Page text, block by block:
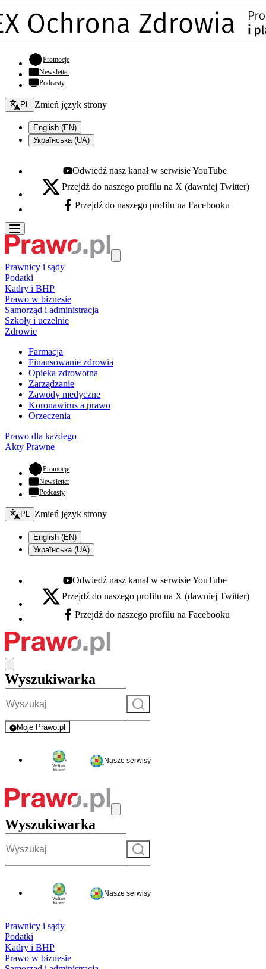
Promocje- otwiera się w nowej karcie
Newsletter
Podcasty
Zmień język - bieżący:
PL Zmień język strony
English (EN)
Українська (UA)
Youtube - otwiera się w nowej karcie
Odwiedź nasz kanał w serwisie YouTube
X - otwiera się w nowej karcie
Przejdź do naszego profilu na X (dawniej Twitter)
Facebook - otwiera się w nowej karcie
Przejdź do naszego profilu na Facebooku
Prawnicy i sądy
Podatki
Kadry i BHP
Prawo w biznesie
Samorząd i administracja
Szkoły i uczelnie
Zdrowie
Farmacja
Finansowanie zdrowia
Opieka zdrowotna
Zarządzanie
Zawody medyczne
Koronawirus a prawo
Orzeczenia
Prawo dla każdego
Akty Prawne
Promocje- otwiera się w nowej karcie
Newsletter
Podcasty
Zmień język - bieżący:
PL Zmień język strony
English (EN)
Українська (UA)
Youtube - otwiera się w nowej karcie
Odwiedź nasz kanał w serwisie YouTube
X - otwiera się w nowej karcie
Przejdź do naszego profilu na X (dawniej Twitter)
Facebook - otwiera się w nowej karcie
Przejdź do naszego profilu na Facebooku
Wyszukiwarka
Szukaj
Moje Prawo.pl
- rejestracja i logowanie do serwisu
Nasze serwisy
Wyszukiwarka
Szukaj
Nasze serwisy
Prawnicy i sądy
Podatki
Kadry i BHP
Prawo w biznesie